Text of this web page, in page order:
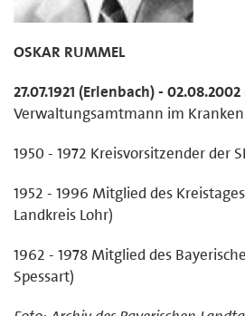
OSKAR RUMMEL
27.07.1921 (Erlenbach) -
Verwaltungsamtmann im
1950 - 1972 Kreisvorsitzender der
1952 - 1996 Mitglied des
Landkreis Lohr)
1962 - 1978 Mitglied des
Spessart)